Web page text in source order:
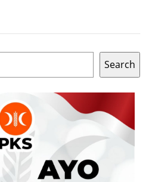
Search